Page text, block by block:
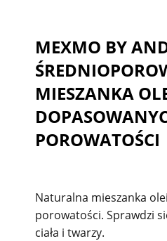
MEXMO BY
MIESZANKA
POROWATOŚCI
Naturalna mieszanka
porowatości. Sprawdzi
ciała i twarzy.